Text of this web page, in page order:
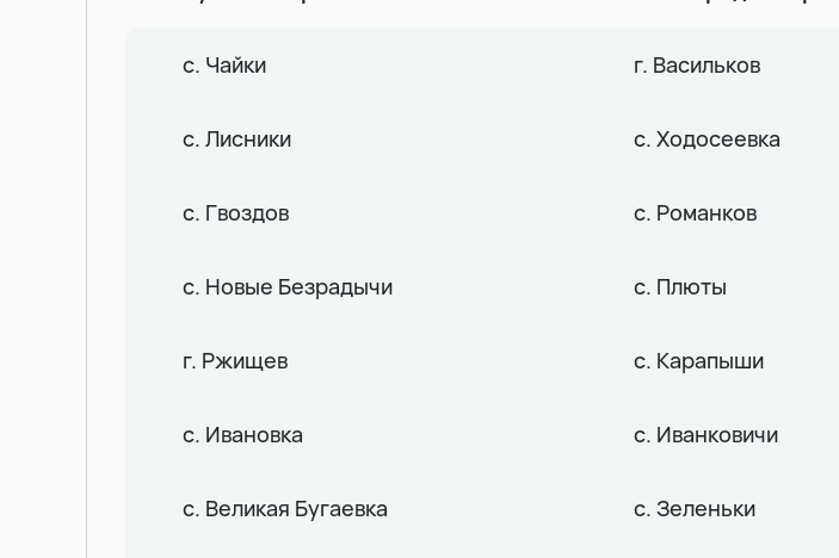
с. Чайки г. Васильков
с. Лисники с. Ходосеевка
с. Гвоздов с. Романков
с. Новые Безрадычи с. Плюты
г. Ржищев с. Карапыши
с. Ивановка с. Иванковичи
с. Великая Бугаевка с. Зеленьки